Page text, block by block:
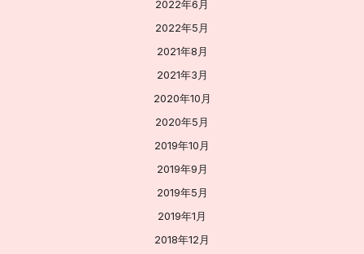
2022年6月
2022年5月
2021年8月
2021年3月
2020年10月
2020年5月
2019年10月
2019年9月
2019年5月
2019年1月
2018年12月